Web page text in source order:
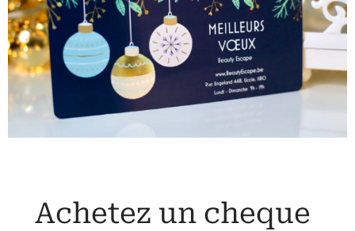
Achetez un cheque